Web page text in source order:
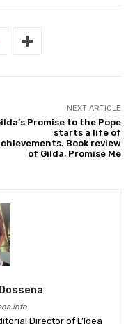
NEXT ARTICLE
Promise to the Pope
starts a life of
Book review
of Gilda, Promise Me
Director of L’Idea